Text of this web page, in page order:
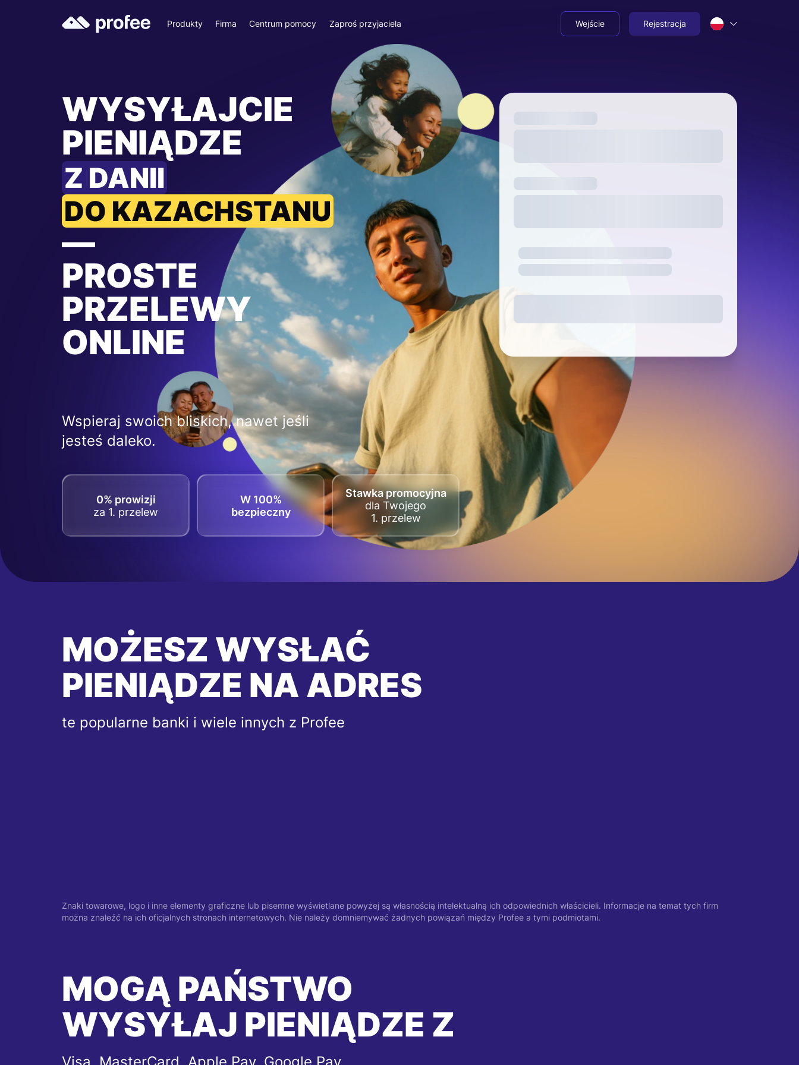
Produkty Firma Centrum pomocy Zaproś przyjaciela Wejście Rejestracja
WYSYŁAJCIE
PIENIĄDZE
Z DANII
DO KAZACHSTANU
—
PROSTE
PRZELEWY
ONLINE
Wspieraj swoich bliskich, nawet jeśli
jesteś daleko.
0% prowizji
za 1. przelew
W 100%
bezpieczny
Stawka promocyjna
dla Twojego
1. przelew
MOŻESZ WYSŁAĆ
PIENIĄDZE NA ADRES
te popularne banki i wiele innych z Profee
Znaki towarowe, logo i inne elementy graficzne lub pisemne wyświetlane powyżej są własnością intelektualną ich odpowiednich właścicieli. Informacje na temat tych firm
można znaleźć na ich oficjalnych stronach internetowych. Nie należy domniemywać żadnych powiązań między Profee a tymi podmiotami.
MOGĄ PAŃSTWO
WYSYŁAJ PIENIĄDZE Z